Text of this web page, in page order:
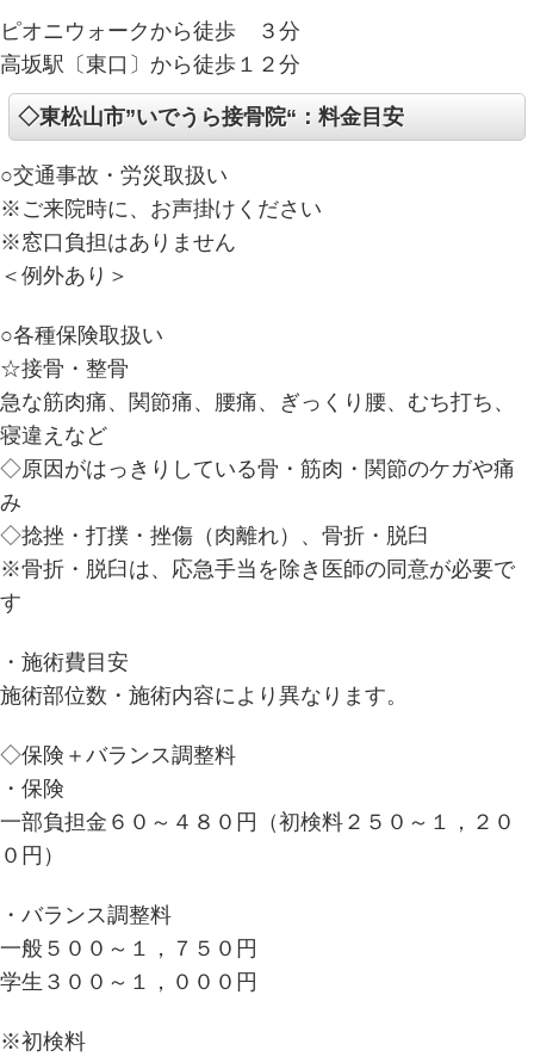
ピオニウォークから徒歩 ３分
高坂駅〔東口〕から徒歩１２分
◇東松山市”いでうら接骨院“：料金目安
○交通事故・労災取扱い
※ご来院時に、お声掛けください
※窓口負担はありません
＜例外あり＞
○各種保険取扱い
☆接骨・整骨
急な筋肉痛、関節痛、腰痛、ぎっくり腰、むち打ち、
寝違えなど
◇原因がはっきりしている骨・筋肉・関節のケガや痛
み
◇捻挫・打撲・挫傷（肉離れ）、骨折・脱臼
※骨折・脱臼は、応急手当を除き医師の同意が必要で
す
・施術費目安
施術部位数・施術内容により異なります。
◇保険＋バランス調整料
・保険
一部負担金６０～４８０円（初検料２５０～１，２０
０円）
・バランス調整料
一般５００～１，７５０円
学生３００～１，０００円
※初検料